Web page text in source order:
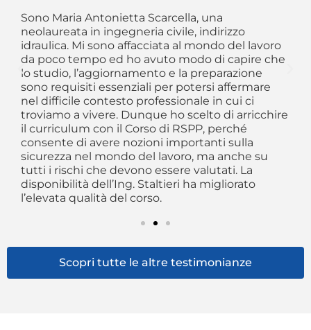
Sono Maria Antonietta Scarcella, una
neolaureata in ingegneria civile, indirizzo
idraulica. Mi sono affacciata al mondo del lavoro
da poco tempo ed ho avuto modo di capire che
lo studio, l’aggiornamento e la preparazione
sono requisiti essenziali per potersi affermare
nel difficile contesto professionale in cui ci
troviamo a vivere. Dunque ho scelto di arricchire
il curriculum con il Corso di RSPP, perché
consente di avere nozioni importanti sulla
sicurezza nel mondo del lavoro, ma anche su
tutti i rischi che devono essere valutati. La
disponibilità dell’Ing. Staltieri ha migliorato
l’elevata qualità del corso.
Scopri tutte le altre testimonianze